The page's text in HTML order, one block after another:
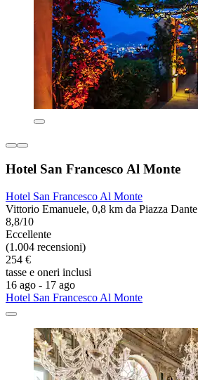
Hotel San Francesco Al Monte
Hotel San Francesco Al Monte
Vittorio Emanuele, 0,8 km da Piazza Dante
8,8/10
Eccellente
(1.004 recensioni)
254 €
tasse e oneri inclusi
16 ago - 17 ago
Hotel San Francesco Al Monte